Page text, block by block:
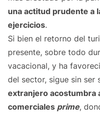
una actitud prudente a
ejercicios.
Si bien el retorno del
presente, sobre todo
vacacional, y ha
del sector, sigue sin ser
extranjero acostumbra
comerciales prime,